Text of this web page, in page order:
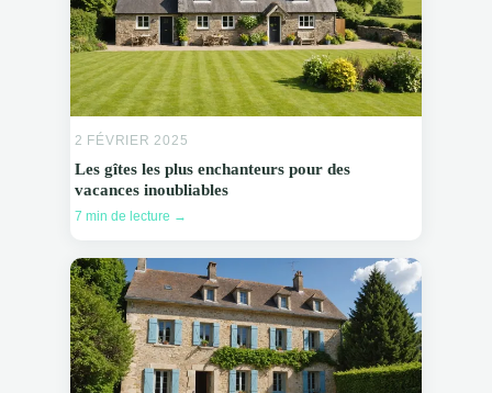
2 FÉVRIER 2025
Les gîtes les plus enchanteurs pour des
vacances inoubliables
7 min de lecture →